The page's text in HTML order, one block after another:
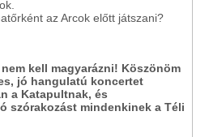
az Arcok előtt játszani?
kell magyarázni! Köszönöm
jó hangulatú koncertet
a Katapultnak, és
szórakozást mindenkinek a Téli